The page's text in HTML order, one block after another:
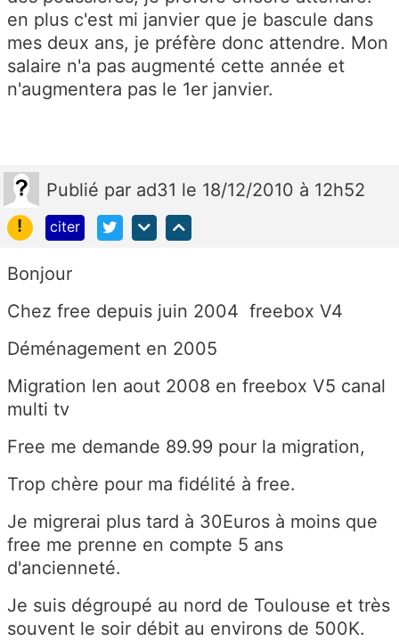
en plus c'est mi janvier que je bascule dans
mes deux ans, je préfère donc attendre. Mon
salaire n'a pas augmenté cette année et
n'augmentera pas le 1er janvier.
Publié par ad31 le 18/12/2010 à 12h52
!
citer
Bonjour
Chez free depuis juin 2004 freebox V4
Déménagement en 2005
Migration len aout 2008 en freebox V5 canal
multi tv
Free me demande 89.99 pour la migration,
Trop chère pour ma fidélité à free.
Je migrerai plus tard à 30Euros à moins que
free me prenne en compte 5 ans
d'ancienneté.
Je suis dégroupé au nord de Toulouse et très
souvent le soir débit au environs de 500K.